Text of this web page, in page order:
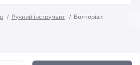
Ручний інструмент Болторізи